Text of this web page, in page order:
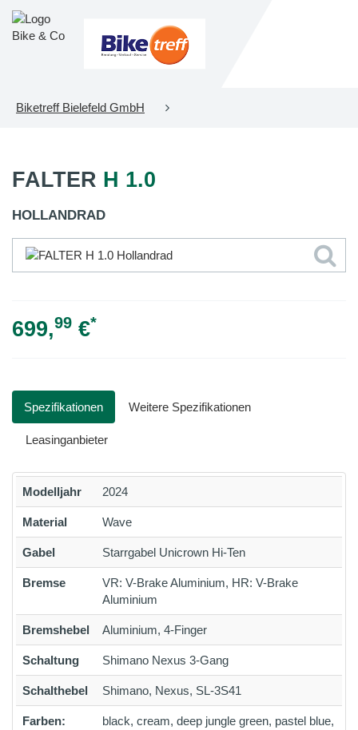
Biketreff Bielefeld GmbH
FALTER H 1.0
HOLLANDRAD
699,99 €*
Spezifikationen Weitere Spezifikationen
Leasinganbieter
Modelljahr 2024
Material Wave
Gabel Starrgabel Unicrown Hi-Ten
Bremse
VR: V-Brake Aluminium, HR: V-Brake
Aluminium
Bremshebel Aluminium, 4-Finger
Schaltung Shimano Nexus 3-Gang
Schalthebel Shimano, Nexus, SL-3S41
Farben:
black, cream, deep jungle green, pastel blue,